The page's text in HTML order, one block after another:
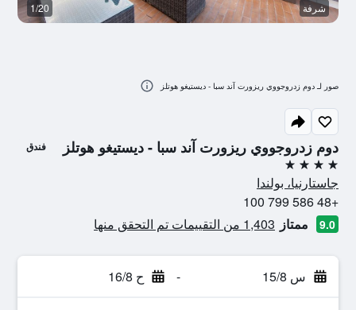
دوم زدروجووي ريزورت آند سبا - ديستيغو هوتلز فندق
4 نجوم
جاستارنيا، بولندا
+48 586 799 100
9.0 ممتاز 1,403 من التقييمات تم التحقق منها
س 15/8 - ح 16/8
شرفة 1/20
صور لـ دوم زدروجووي ريزورت آند سبا - ديستيغو هوتلز